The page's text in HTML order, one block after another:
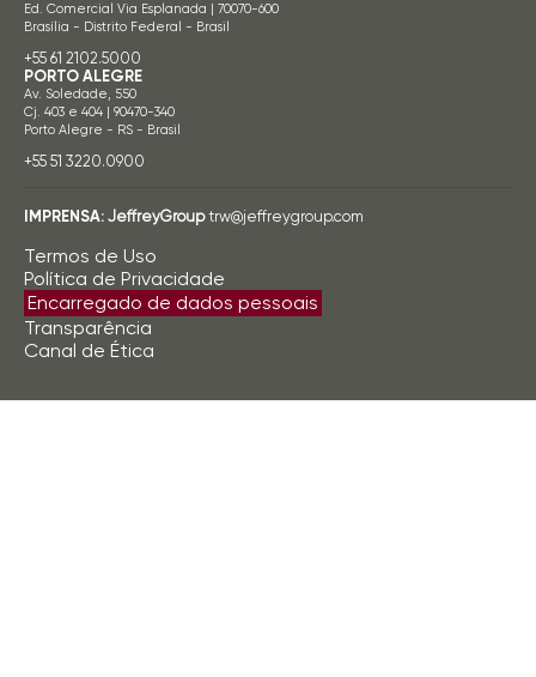
Ed. Comercial Via Esplanada | 70070-600
Brasília - Distrito Federal - Brasil
+55 61 2102.5000
PORTO ALEGRE
Av. Soledade, 550
Cj. 403 e 404 | 90470-340
Porto Alegre - RS - Brasil
+55 51 3220.0900
IMPRENSA: JeffreyGroup trw@jeffreygroup.com
Termos de Uso
Política de Privacidade
Encarregado de dados pessoais
Transparência
Canal de Ética